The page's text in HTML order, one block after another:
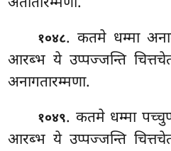
१०४८. कतमे धम्मा
आरब्भ ये उप्पज्जन्ति
अनागतारम्मणा.
१०४९. कतमे धम्मा
आरब्भ ये उप्पज्जन्ति